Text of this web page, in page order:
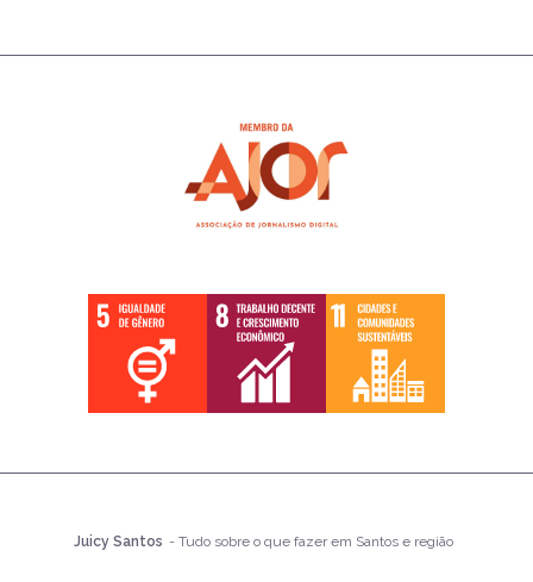
Juicy Santos - Tudo sobre o que fazer em Santos e região